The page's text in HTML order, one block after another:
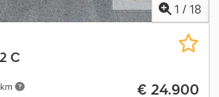
1 / 18
C
€ 24.900